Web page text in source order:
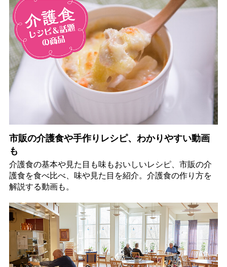
市販の介護食や手作りレシピ、わかりやすい動画
も
介護食の基本や見た目も味もおいしいレシピ、市販の介
護食を食べ比べ、味や見た目を紹介。介護食の作り方を
解説する動画も。